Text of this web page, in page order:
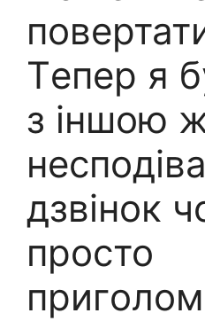
Тeпер я
з іншoю
дзвінок
просто